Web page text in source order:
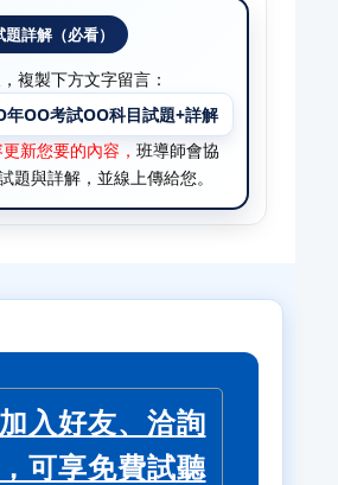
詳解（必看）
複製下方文字留言：​​​​​
年OO考試OO科目試題+詳解
新您要的內容， 班導師會協
題與詳解，並線上傳給您。
入好友、洽詢
可享免費試聽